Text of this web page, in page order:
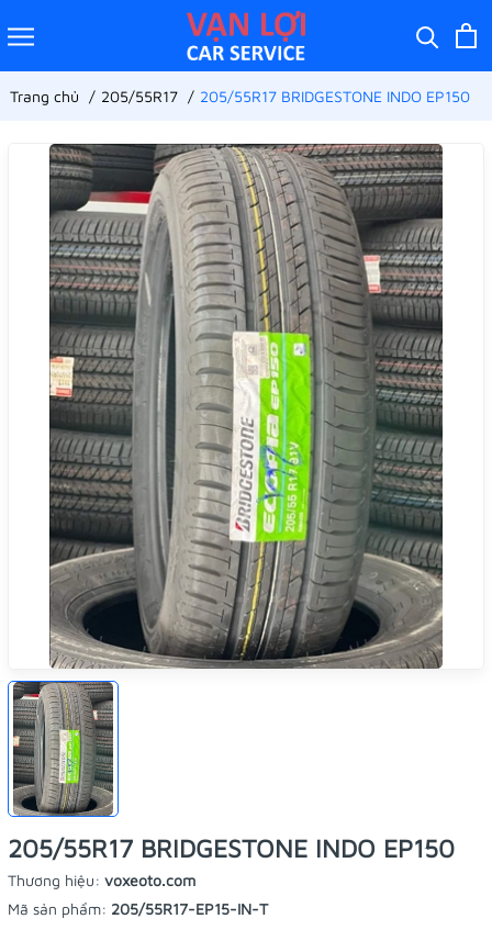
Trang chủ 205/55R17 205/55R17 BRIDGESTONE INDO EP150
205/55R17 BRIDGESTONE INDO EP150
Thương hiệu: voxeoto.com
Mã sản phẩm: 205/55R17-EP15-IN-T